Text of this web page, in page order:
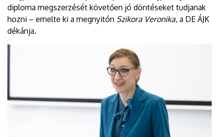
diploma megszerzését követően jó döntéseket tudjanak
hozni – emelte ki a megnyitón Szikora Veronika, a DE ÁJK
dékánja.